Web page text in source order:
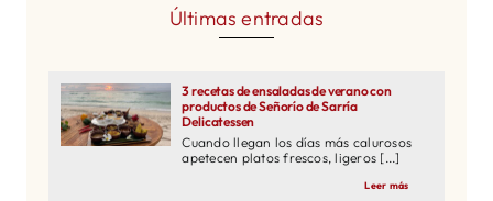
Últimas entradas
3 recetas de ensaladas de verano con
productos de Señorío de Sarría
Delicatessen
Cuando llegan los días más calurosos
apetecen platos frescos, ligeros [...]
Leer más